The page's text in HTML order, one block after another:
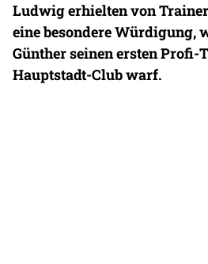
Ludwig erhielten von
eine besondere Würdigung,
Günther seinen ersten Profi-
Hauptstadt-Club warf.